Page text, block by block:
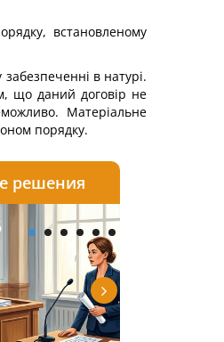
встановленому
в натурі.
що даний договір не
Матеріальне
порядку.
2026-08-05
2026-08-03
2026-08-06
решения